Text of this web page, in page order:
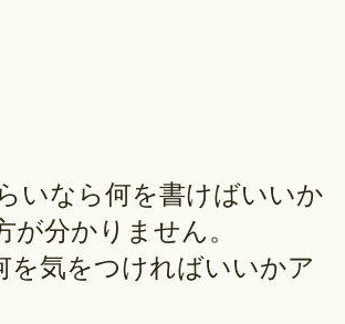
いなら何を書けばいいか
分かりません。
を気をつければいいかア